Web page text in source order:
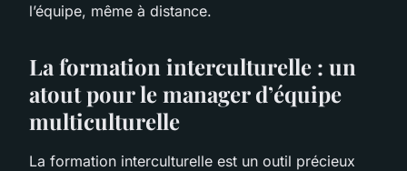
l’équipe, même à distance.
La formation interculturelle : un
atout pour le manager d’équipe
multiculturelle
La formation interculturelle est un outil précieux